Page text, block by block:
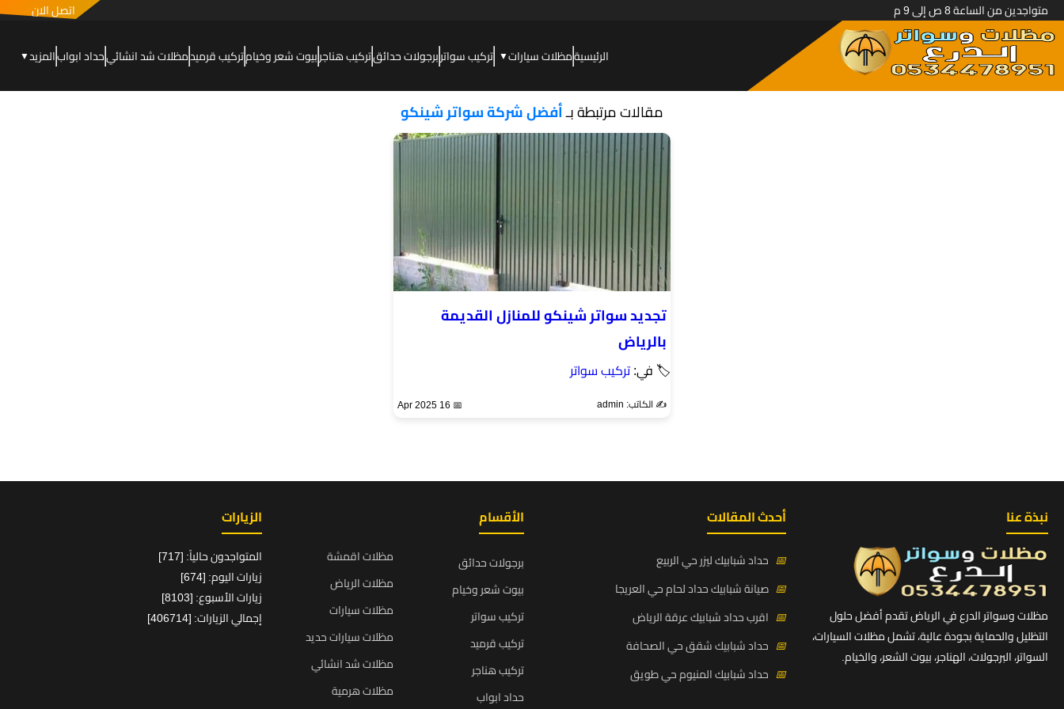
متواجدين من الساعة 8 ص إلى 9 م اتصل الان
الرئيسيةمظلات سيارات▼ تركيب سواتربرجولات حدائقتركيب هناجربيوت شعر وخيامتركيب قرميدمظلات شد انشائيحداد ابوابالمزيد▼
مقالات مرتبطة بـأفضل شركة سواتر شينكو
تجديد سواتر شينكو للمنازل القديمة
بالرياض
🏷 في:تركيب سواتر
✍️ الكاتب: admin 📅 16 Apr 2025
نبذة عنا
مظلات وسواتر الدرع في الرياض تقدم أفضل حلول
التظليل والحماية بجودة عالية، تشمل مظلات السيارات،
السواتر، البرجولات، الهناجر، بيوت الشعر، والخيام.
أحدث المقالات
📅 حداد شبابيك ليزر حي الربيع
📅 صيانة شبابيك حداد لحام حي العريجا
📅 اقرب حداد شبابيك عرقة الرياض
📅 حداد شبابيك شقق حي الصحافة
📅 حداد شبابيك المنيوم حي طويق
الأقسام
برجولات حدائق
بيوت شعر وخيام
تركيب سواتر
تركيب قرميد
تركيب هناجر
حداد ابواب
مظلات اقمشة
مظلات الرياض
مظلات سيارات
مظلات سيارات حديد
مظلات شد انشائي
مظلات هرمية
الزيارات
المتواجدون حالياً: [717]
زيارات اليوم: [674]
زيارات الأسبوع: [8103]
إجمالي الزيارات: [406714]